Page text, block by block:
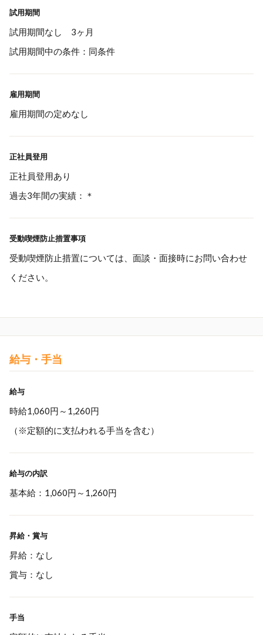
試用期間
試用期間なし 3ヶ月
試用期間中の条件：同条件
雇用期間
雇用期間の定めなし
正社員登用
正社員登用あり
過去3年間の実績：＊
受動喫煙防止措置事項
受動喫煙防止措置については、面談・面接時にお問い合わせ
ください。
給与・手当
給与
時給1,060円～1,260円
（※定額的に支払われる手当を含む）
給与の内訳
基本給：1,060円～1,260円
昇給・賞与
昇給：なし
賞与：なし
手当